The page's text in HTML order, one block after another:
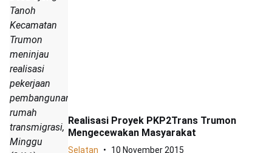
Tanoh
Kecamatan
Trumon
meninjau
realisasi
pekerjaan
pembangunan
rumah
transmigrasi,
Minggu
Realisasi Proyek PKP2Trans Trumon
Mengecewakan Masyarakat
Selatan 10 November 2015